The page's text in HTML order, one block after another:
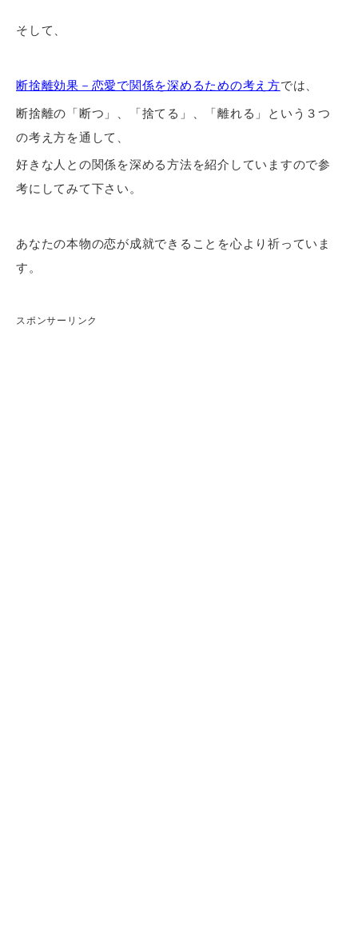
そして、
断捨離効果－恋愛で関係を深めるための考え方では、
断捨離の「断つ」、「捨てる」、「離れる」という３つ
の考え方を通して、
好きな人との関係を深める方法を紹介していますので参
考にしてみて下さい。
あなたの本物の恋が成就できることを心より祈っていま
す。
スポンサーリンク